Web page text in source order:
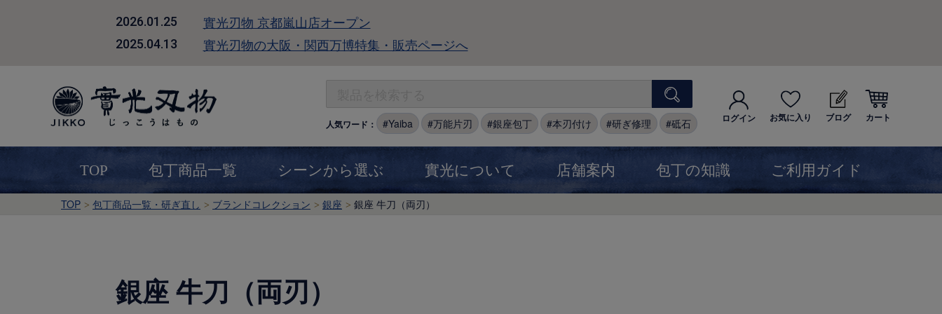
2026.01.25 實光刃物 京都嵐山店オープン
2025.04.13 實光刃物の大阪・関西万博特集・販売ページへ
人気ワード： Yaiba 万能片刃 銀座包丁 本刃付け 研ぎ修理 砥石 ログイン お気に入り ブログ カート
TOP 包丁商品一覧 シーンから選ぶ 實光について 店舗案内 包丁の知識 ご利用ガイド
TOP 包丁商品一覧・研ぎ直し ブランドコレクション 銀座 銀座 牛刀（両刃）
銀座 牛刀（両刃）